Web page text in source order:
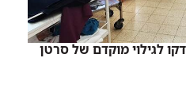
לגילוי מוקדם של סרטן